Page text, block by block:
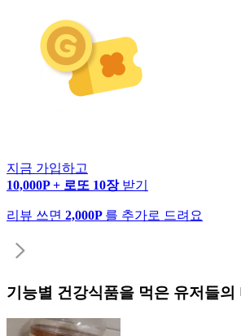
지금 가입하고
10,000P + 로또 10장 받기
리뷰 쓰면 2,000P 를 추가로 드려요
기능별 건강식품을 먹은 유저들의